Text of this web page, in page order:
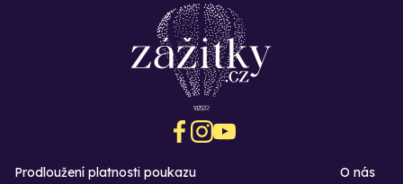
Prodloužení platnosti poukazu
O nás